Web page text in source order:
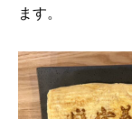
ます。